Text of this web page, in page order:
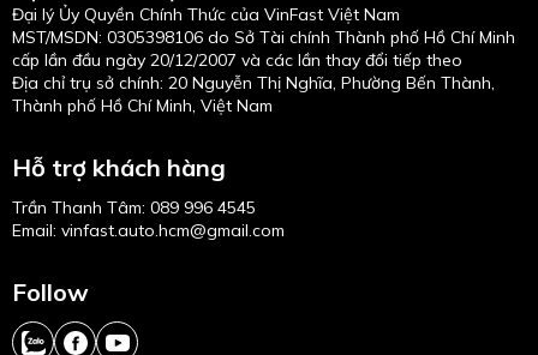
Đại lý Ủy Quyền Chính Thức của VinFast Việt Nam
MST/MSDN: 0305398106 do Sở Tài chính Thành phố Hồ Chí Minh
cấp lần đầu ngày 20/12/2007 và các lần thay đổi tiếp theo
Địa chỉ trụ sở chính: 20 Nguyễn Thị Nghĩa, Phường Bến Thành,
Thành phố Hồ Chí Minh, Việt Nam
Hỗ trợ khách hàng
Trần Thanh Tâm: 089 996 4545
Email: vinfast.auto.hcm@gmail.com
Follow